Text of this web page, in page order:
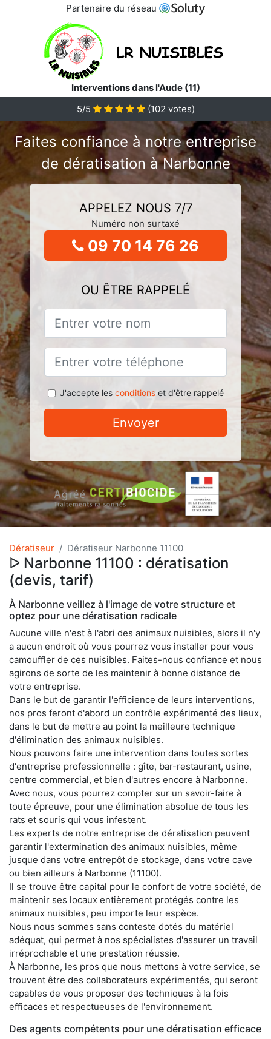
Partenaire du réseau
Interventions dans l'Aude (11)
5/5
(102 votes)
Faites confiance à notre entreprise
de dératisation à Narbonne
APPELEZ NOUS 7/7
Numéro non surtaxé
09 70 14 76 26
OU ÊTRE RAPPELÉ
J'accepte les conditionset d'être rappelé
Envoyer
Dératiseur Dératiseur Narbonne 11100
ᐅ Narbonne 11100 : dératisation
(devis, tarif)
À Narbonne veillez à l'image de votre structure et
optez pour une dératisation radicale
Aucune ville n'est à l'abri des animaux nuisibles, alors il n'y
a aucun endroit où vous pourrez vous installer pour vous
camouffler de ces nuisibles. Faites-nous confiance et nous
agirons de sorte de les maintenir à bonne distance de
votre entreprise.
Dans le but de garantir l'efficience de leurs interventions,
nos pros feront d'abord un contrôle expérimenté des lieux,
dans le but de mettre au point la meilleure technique
d'élimination des animaux nuisibles.
Nous pouvons faire une intervention dans toutes sortes
d'entreprise professionnelle : gîte, bar-restaurant, usine,
centre commercial, et bien d'autres encore à Narbonne.
Avec nous, vous pourrez compter sur un savoir-faire à
toute épreuve, pour une élimination absolue de tous les
rats et souris qui vous infestent.
Les experts de notre entreprise de dératisation peuvent
garantir l'extermination des animaux nuisibles, même
jusque dans votre entrepôt de stockage, dans votre cave
ou bien ailleurs à Narbonne (11100).
Il se trouve être capital pour le confort de votre société, de
maintenir ses locaux entièrement protégés contre les
animaux nuisibles, peu importe leur espèce.
Nous nous sommes sans conteste dotés du matériel
adéquat, qui permet à nos spécialistes d'assurer un travail
irréprochable et une prestation réussie.
À Narbonne, les pros que nous mettons à votre service, se
trouvent être des collaborateurs expérimentés, qui seront
capables de vous proposer des techniques à la fois
efficaces et respectueuses de l'environnement.
Des agents compétents pour une dératisation efficace